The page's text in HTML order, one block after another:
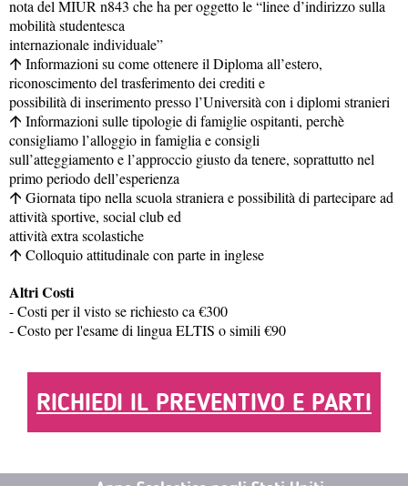
nota del MIUR n843 che ha per oggetto le “linee d’indirizzo sulla
mobilità studentesca
internazionale individuale”
· Informazioni su come ottenere il Diploma all’estero,
riconoscimento del trasferimento dei crediti e
possibilità di inserimento presso l’Università con i diplomi stranieri
· Informazioni sulle tipologie di famiglie ospitanti, perchè
consigliamo l’alloggio in famiglia e consigli
sull’atteggiamento e l’approccio giusto da tenere, soprattutto nel
primo periodo dell’esperienza
· Giornata tipo nella scuola straniera e possibilità di partecipare ad
attività sportive, social club ed
attività extra scolastiche
· Colloquio attitudinale con parte in inglese
Altri Costi
- Costi per il visto se richiesto ca €300
- Costo per l'esame di lingua ELTIS o simili €90
RICHIEDI IL PREVENTIVO E PARTI